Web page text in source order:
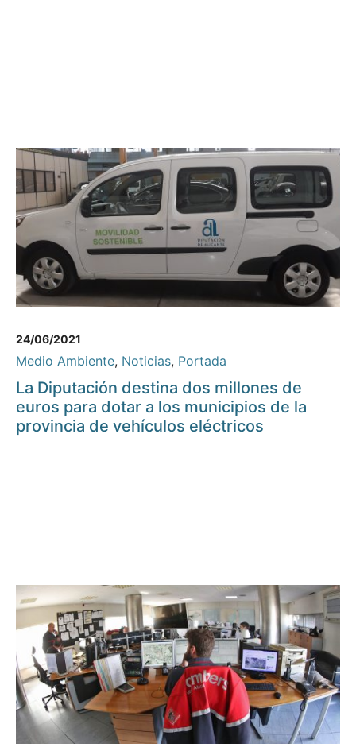
24/06/2021
Medio Ambiente, Noticias, Portada
La Diputación destina dos millones de
euros para dotar a los municipios de la
provincia de vehículos eléctricos